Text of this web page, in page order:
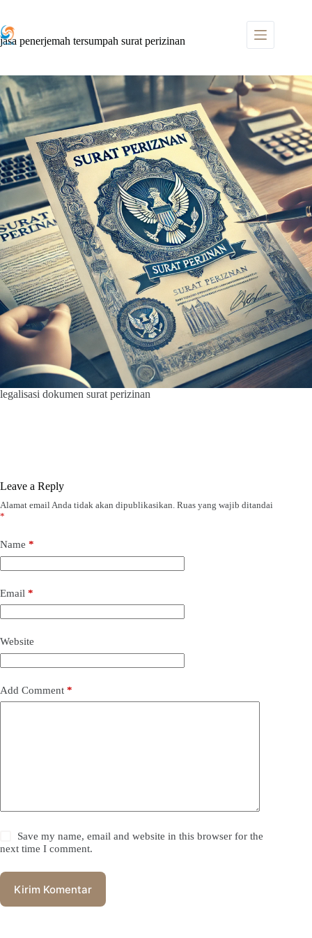
content
jasa penerjemah tersumpah surat perizinan
legalisasi dokumen surat perizinan
Leave a Reply
Alamat email Anda tidak akan dipublikasikan. Ruas yang wajib ditandai
*
Name *
Email *
Website
Add Comment *
Save my name, email and website in this browser for the
next time I comment.
Kirim Komentar